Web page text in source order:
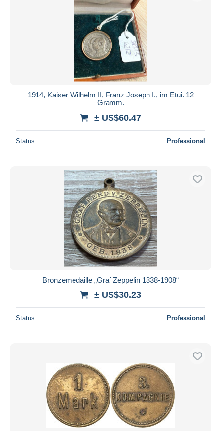
1914, Kaiser Wilhelm II, Franz Joseph I., im Etui. 12
Gramm.
± US$60.47
Status Professional
Bronzemedaille „Graf Zeppelin 1838-1908“
± US$30.23
Status Professional